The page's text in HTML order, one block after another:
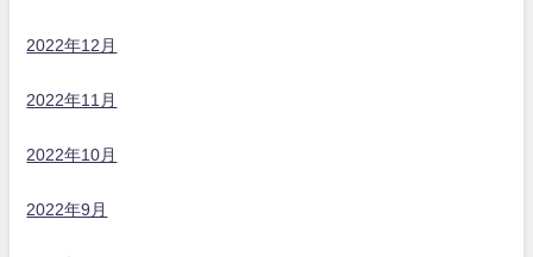
2022年12月
2022年11月
2022年10月
2022年9月